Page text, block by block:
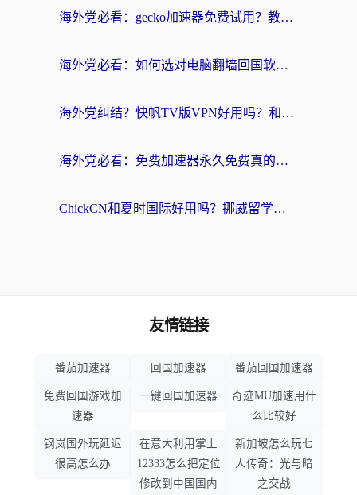
海外党必看：gecko加速器免费试用？教你选对回国加速器，无缝刷国内剧玩游戏
海外党必看：如何选对电脑翻墙回国软件，轻松解锁国内资源？
海外党纠结？快帆TV版VPN好用吗？和扇贝手游VPN对比哪个回国效果更好？
海外党必看：免费加速器永久免费真的存在吗？教你选对回国加速器无缝刷国内资源
ChickCN和夏时国际好用吗？挪威留学生亲测3款回国加速器，附穿梭和加速喵对比指南
友情链接
番茄加速器 回国加速器 番茄回国加速器
免费回国游戏加
速器
一键回国加速器
奇迹MU加速用什
么比较好
钢岚国外玩延迟
很高怎么办
在意大利用掌上
12333怎么把定位
修改到中国国内
新加坡怎么玩七
人传奇：光与暗
之交战